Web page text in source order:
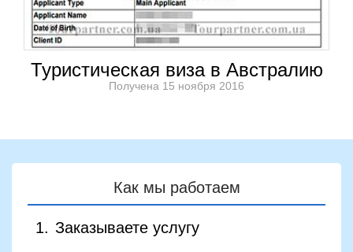
Туристическая виза в Австралию
Получена 15 ноября 2016
Как мы работаем
Заказываете услугу